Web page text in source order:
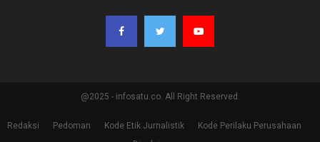
@2025 - infosatu.co. All Right Reserved.
Redaksi Pedoman Kode Etik Jurnalistik
Kode Perilaku Perusahaan